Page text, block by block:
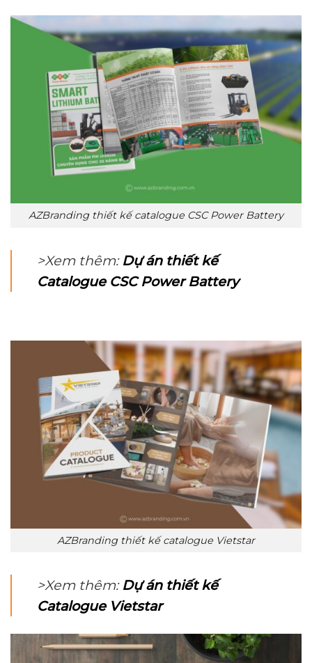
AZBranding thiết kế catalogue CSC Power Battery
>Xem thêm:Dự án thiết kế
Catalogue CSC Power Battery
AZBranding thiết kế catalogue Vietstar
>Xem thêm: Dự án thiết kế
Catalogue Vietstar